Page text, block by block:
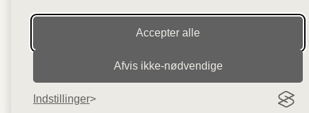
Accepter alle
Afvis ikke‑nødvendige
Indstillinger